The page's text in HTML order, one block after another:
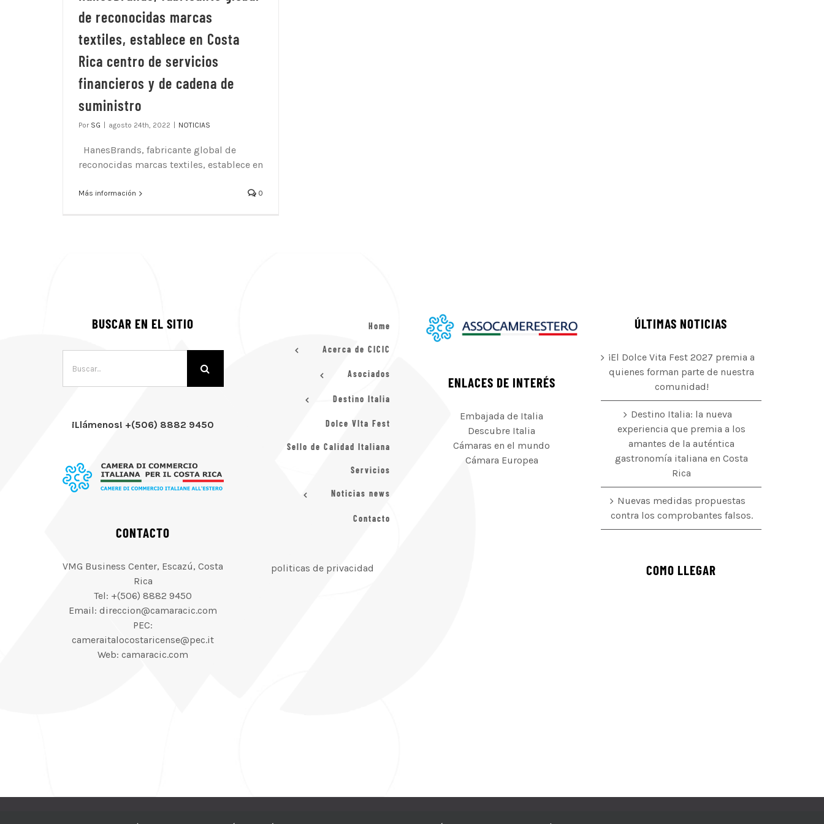
de reconocidas marcas
textiles, establece en Costa
Rica centro de servicios
financieros y de cadena de
suministro
Por SG agosto 24th, 2022 NOTICIAS
HanesBrands, fabricante global de
reconocidas marcas textiles, establece en
Más información 0
BUSCAR EN EL SITIO
¡Llámenos! +(506) 8882 9450
CONTACTO
VMG Business Center, Escazú, Costa
Rica
Tel: +(506) 8882 9450
Email: direccion@camaracic.com
PEC:
cameraitalocostaricense@pec.it
Web: camaracic.com
Home
Acerca de CICIC
Asociados
Destino Italia
Dolce VIta Fest
Sello de Calidad Italiana
Servicios
Noticias news
Contacto
politicas de privacidad
ENLACES DE INTERÉS
Embajada de Italia
Descubre Italia
Cámaras en el mundo
Cámara Europea
ÚLTIMAS NOTICIAS
¡El Dolce Vita Fest 2027 premia a
quienes forman parte de nuestra
comunidad!
Destino Italia: la nueva
experiencia que premia a los
amantes de la auténtica
gastronomía italiana en Costa
Rica
Nuevas medidas propuestas
contra los comprobantes falsos.
COMO LLEGAR
© 2012–2025 | CICIC MBAGIO.COM | Todos los derechos reservados